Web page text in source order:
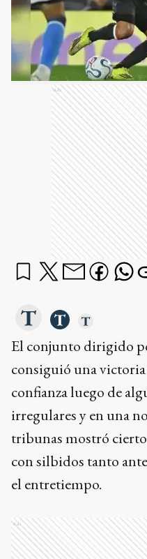
Ads
El conjunto dirigido
consiguió una
confianza luego de
irregulares y en una
tribunas mostró
con silbidos tanto
el entretiempo.
Ads